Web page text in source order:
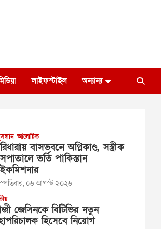
লাইফস্টাইল অন্যান্য
আলোচিত
বাসভবনে অগ্নিকাণ্ড, সস্ত্রীক
ভর্তি পাকিস্তান
০৬ আগস্ট ২০২৬
জেসিনকে বিটিভির নতুন
হিসেবে নিয়োগ